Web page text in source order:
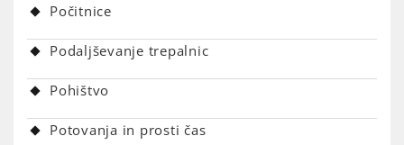
Počitnice
Podaljševanje trepalnic
Pohištvo
Potovanja in prosti čas